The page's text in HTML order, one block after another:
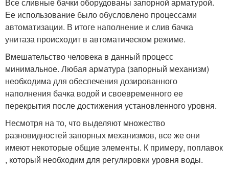
Ее использование было обусловлено процессами
автоматизации. В итоге наполнение и слив бачка
унитаза происходит в автоматическом режиме.
Вмешательство человека в данный процесс
минимальное. Любая арматура (запорный механизм)
необходима для обеспечения дозированного
наполнения бачка водой и своевременного ее
перекрытия после достижения установленного уровня.
Несмотря на то, что выделяют множество
разновидностей запорных механизмов, все же они
имеют некоторые общие элементы. К примеру, поплавок
, который необходим для регулировки уровня воды.